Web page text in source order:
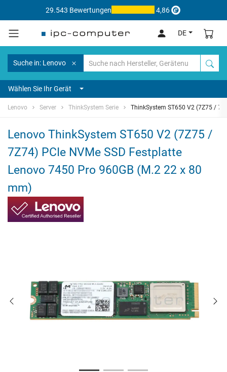
29.543 Bewertungen 4,86
DE
Suche in: Lenovo
Wählen Sie Ihr Gerät
Lenovo Server ThinkSystem Serie ThinkSystem ST650 V2 (7Z75 /
Lenovo ThinkSystem ST650 V2 (7Z75 /
7Z74) PCIe NVMe SSD Festplatte
Lenovo 7450 Pro 960GB (M.2 22 x 80
mm)